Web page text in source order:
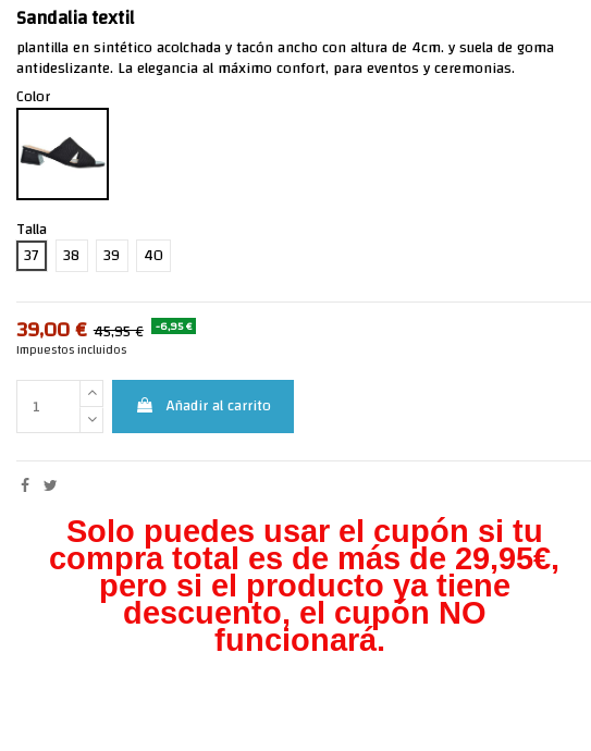
Sandalia textil
plantilla en sintético acolchada y tacón ancho con altura de 4cm. y suela de goma
antideslizante. La elegancia al máximo confort, para eventos y ceremonias.
Color
Talla
37
38 39 40
39,00 € 45,95 € -6,95 €
Impuestos incluidos
Añadir al carrito
Solo puedes usar el cupón si tu
compra total es de más de 29,95€,
pero si el producto ya tiene
descuento, el cupón NO
funcionará.